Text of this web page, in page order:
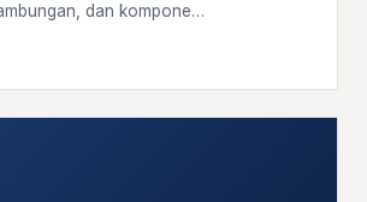
dan kompone…